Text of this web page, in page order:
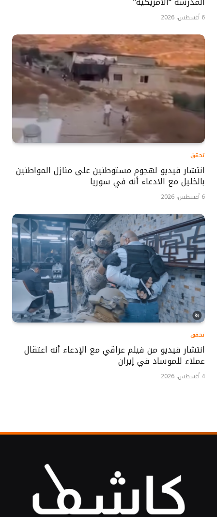
6 أغسطس، 2026
تحقق
انتشار فيديو لهجوم مستوطنين على منازل المواطنين
بالخليل مع الادعاء أنه في سوريا
6 أغسطس، 2026
تحقق
انتشار فيديو من فيلم عراقي مع الإدعاء أنه اعتقال
عملاء للموساد في إيران
4 أغسطس، 2026